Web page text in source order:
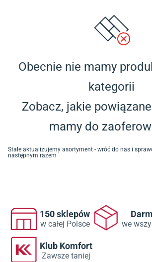
Obecnie nie mamy
kategorii
Zobacz, jakie
mamy do
Stale aktualizujemy asortyment - wróć do nas i
następnym razem
150 sklepów
w całej Polsce we
Klub Komfort
Zawsze taniej